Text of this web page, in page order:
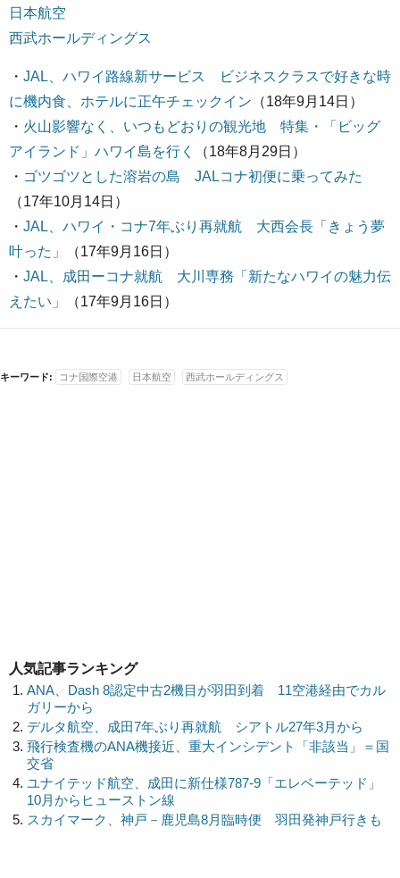
日本航空
西武ホールディングス
・ JAL、ハワイ路線新サービス ビジネスクラスで好きな時
に機内食、ホテルに正午チェックイン （18年9月14日）
・ 火山影響なく、いつもどおりの観光地 特集・「ビッグ
アイランド」ハワイ島を行く
（18年8月29日）
・ ゴツゴツとした溶岩の島 JALコナ初便に乗ってみた
（17年10月14日）
・ JAL、ハワイ・コナ7年ぶり再就航 大西会長「きょう夢
叶った」
（17年9月16日）
・ JAL、成田ーコナ就航 大川専務「新たなハワイの魅力伝
えたい」
（17年9月16日）
キーワード: コナ国際空港 日本航空 西武ホールディングス
人気記事ランキング
ANA、Dash 8認定中古2機目が羽田到着 11空港経由でカル
ガリーから
デルタ航空、成田7年ぶり再就航 シアトル27年3月から
飛行検査機のANA機接近、重大インシデント「非該当」＝国
交省
ユナイテッド航空、成田に新仕様787-9「エレベーテッド」
10月からヒューストン線
スカイマーク、神戸－鹿児島8月臨時便 羽田発神戸行きも